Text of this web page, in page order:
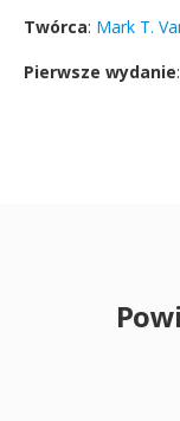
Twórca: Mark T.
Pierwsze wydanie